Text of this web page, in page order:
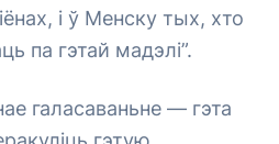
і ў Менску тых, хто
па гэтай мадэлі”.
галасаваньне — гэта